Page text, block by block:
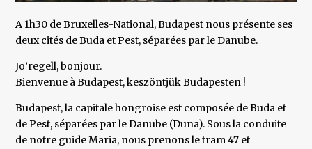
A 1h30 de Bruxelles-National, Budapest nous présente ses
deux cités de Buda et Pest, séparées par le Danube.
Jo’regell, bonjour.
Bienvenue à Budapest, keszöntjük Budapesten !
Budapest, la capitale hongroise est composée de Buda et
de Pest, séparées par le Danube (Duna). Sous la conduite
de notre guide Maria, nous prenons le tram 47 et